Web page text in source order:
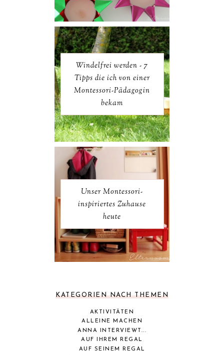
Windelfrei werden - 7
Tipps die ich von einer
Montessori-Pädagogin
bekam
Unser Montessori-
inspiriertes Zuhause
heute
KATEGORIEN NACH THEMEN
AKTIVITÄTEN
ALLEINE MACHEN
ANNA INTERVIEWT...
AUF IHREM REGAL
AUF SEINEM REGAL